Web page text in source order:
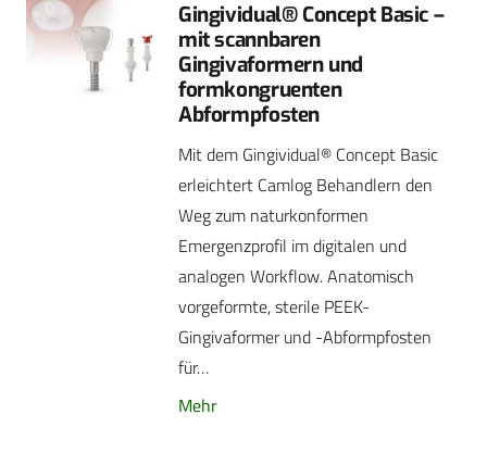
Gingividual® Concept Basic –
mit scannbaren
Gingivaformern und
formkongruenten
Abformpfosten
Mit dem Gingividual® Concept Basic
erleichtert Camlog Behandlern den
Weg zum naturkonformen
Emergenzprofil im digitalen und
analogen Workflow. Anatomisch
vorgeformte, sterile PEEK-
Gingivaformer und -Abformpfosten
für…
Mehr